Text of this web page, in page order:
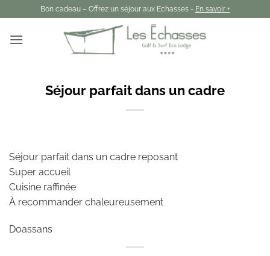
contenu
Bon cadeau – Offrez un séjour aux Echasses - En savoir +
Séjour parfait dans un cadre
Séjour parfait dans un cadre reposant
Super accueil
Cuisine raffinée
À recommander chaleureusement
Doassans